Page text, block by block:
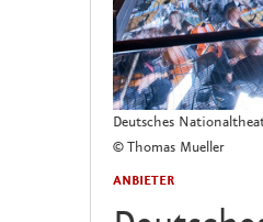
Deutsches
© Thomas Mueller
ANBIETER